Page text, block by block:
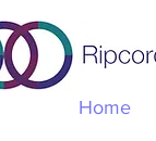
Home